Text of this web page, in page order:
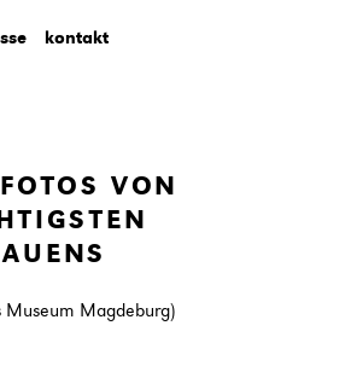
kontakt
VON
Museum Magdeburg)